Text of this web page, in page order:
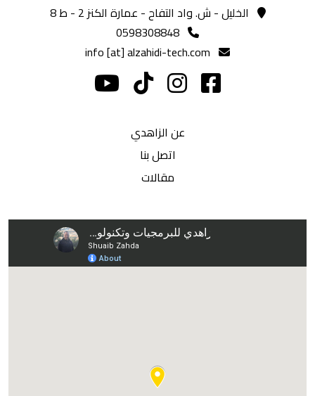
الخليل - ش. واد التفاح - عمارة الكنز 2 - ط 8
عن الزاهدي
اتصل بنا
مقالات